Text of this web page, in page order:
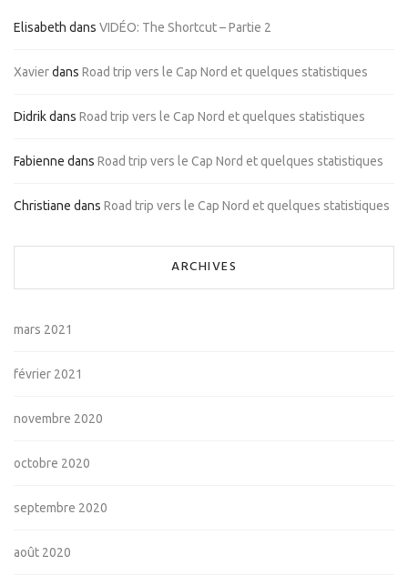
Elisabeth dans VIDÉO: The Shortcut – Partie 2
Xavierdans Road trip vers le Cap Nord et quelques statistiques
Didrikdans Road trip vers le Cap Nord et quelques statistiques
Fabienne dans Road trip vers le Cap Nord et quelques statistiques
Christiane dans Road trip vers le Cap Nord et quelques statistiques
ARCHIVES
mars 2021
février 2021
novembre 2020
octobre 2020
septembre 2020
août 2020